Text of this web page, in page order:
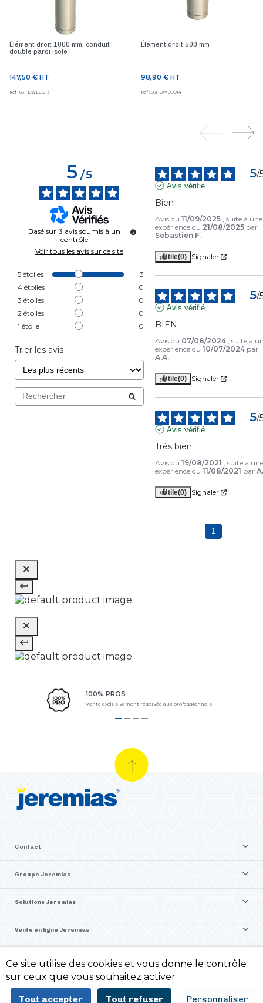
Élément droit 1000 mm, conduit
double paroi isolé
Prix
147,50 € HT
Ref : 661-DWECO13
Élément droit 500 mm
Prix
98,90 € HT
Ref : 661-DWECO14
5/5
Basé sur 3 avis soumis à un
contrôle
Voir tous les avis sur ce site
5 étoiles
3
4 étoiles
0
3 étoiles
0
2 étoiles
0
1 étoile 0
Trier les avis
5/
Avis vérifié
Bien
Avis du11/09/2025 , suite à une
expérience du 21/08/2025 par
Sebastien F.
Utile(0) Signaler
5/
Avis vérifié
BIEN
Avis du 07/08/2024 , suite à
expérience du10/07/2024 par
A.A.
Utile(0) Signaler
5/
Avis vérifié
Très bien
Avis du19/08/2021 , suite à
expérience du11/08/2021 par
Utile(0) Signaler
1
100% PROS
Vente exclusivement réservée aux professionnels
Contact
Groupe Jeremias
Solutions Jeremias
Vente en ligne Jeremias
©2026 Jeremias France
Politique de confidentialité -
Ce site utilise des cookies et vous donne le contrôle
sur ceux que vous souhaitez activer
Tout accepter Tout refuser Personnaliser